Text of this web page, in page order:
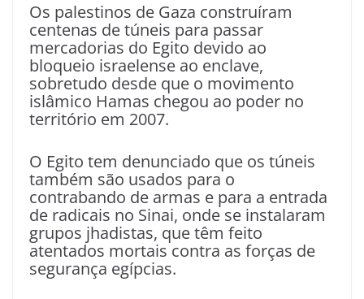
Os palestinos de Gaza construíram
centenas de túneis para passar
mercadorias do Egito devido ao
bloqueio israelense ao enclave,
sobretudo desde que o movimento
islâmico Hamas chegou ao poder no
território em 2007.
O Egito tem denunciado que os túneis
também são usados para o
contrabando de armas e para a entrada
de radicais no Sinai, onde se instalaram
grupos jhadistas, que têm feito
atentados mortais contra as forças de
segurança egípcias.